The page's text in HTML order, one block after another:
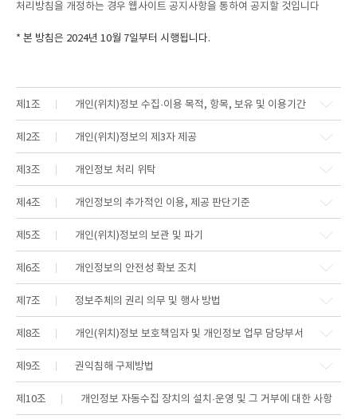
처리방침을 개정하는 경우 웹사이트 공지사항을 통하여 공지할 것입니다
* 본 방침은 2024년 10월 7일부터 시행됩니다.
제1조 개인(위치)정보 수집·이용 목적, 항목, 보유 및 이용기간
제2조 개인(위치)정보의 제3자 제공
제3조 개인정보 처리 위탁
제4조 개인정보의 추가적인 이용, 제공 판단기준
제5조 개인(위치)정보의 보관 및 파기
제6조 개인정보의 안전성 확보 조치
제7조 정보주체의 권리 의무 및 행사 방법
제8조 개인(위치)정보 보호책임자 및 개인정보 업무 담당부서
제9조 권익침해 구제방법
제10조 개인정보 자동수집 장치의 설치·운영 및 그 거부에 대한 사항